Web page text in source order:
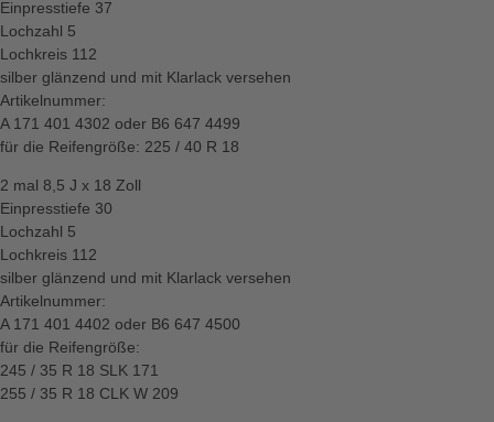
Einpresstiefe 37
Lochzahl 5
Lochkreis 112
silber glänzend und mit Klarlack versehen
Artikelnummer:
A 171 401 4302 oder B6 647 4499
für die Reifengröße: 225 / 40 R 18
2 mal 8,5 J x 18 Zoll
Einpresstiefe 30
Lochzahl 5
Lochkreis 112
silber glänzend und mit Klarlack versehen
Artikelnummer:
A 171 401 4402 oder B6 647 4500
für die Reifengröße:
245 / 35 R 18 SLK 171
255 / 35 R 18 CLK W 209